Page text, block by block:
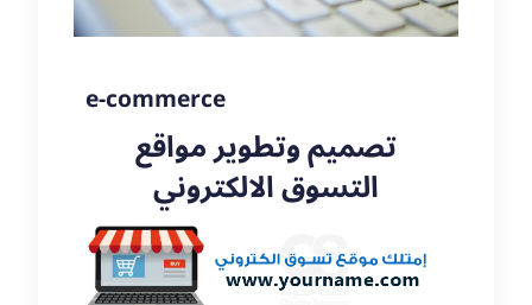
e-commerce
تصميم وتطوير مواقع
التسوق الالكتروني